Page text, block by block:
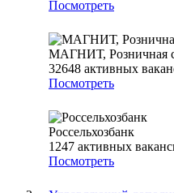
Посмотреть
МАГНИТ, Розничная
32648 активных
Посмотреть
Россельхозбанк
1247 активных
Посмотреть